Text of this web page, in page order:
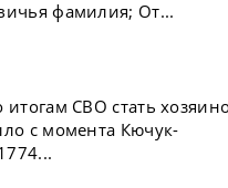
фамилия; От...
итогам СВО стать
с момента Кючук-